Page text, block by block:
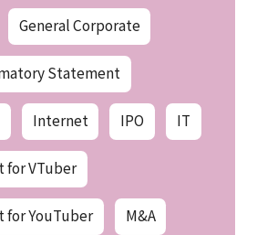
General Corporate
Statement
Internet IPO IT
for VTuber
for YouTuber M&A